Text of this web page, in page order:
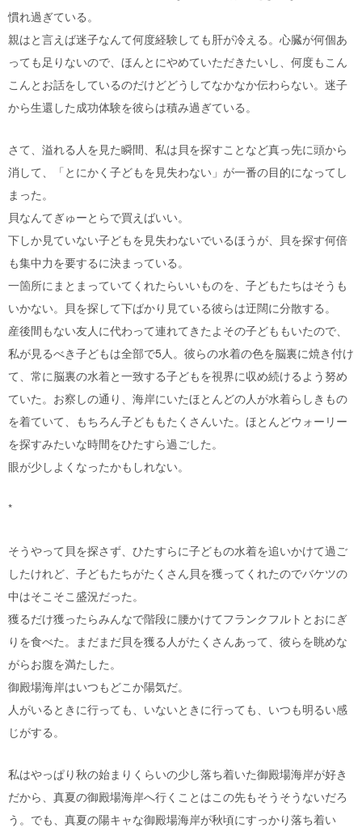
慣れ過ぎている。
親はと言えば迷子なんて何度経験しても肝が冷える。心臓が何個あ
っても足りないので、ほんとにやめていただきたいし、何度もこん
こんとお話をしているのだけどどうしてなかなか伝わらない。迷子
から生還した成功体験を彼らは積み過ぎている。
さて、溢れる人を見た瞬間、私は貝を探すことなど真っ先に頭から
消して、「とにかく子どもを見失わない」が一番の目的になってし
まった。
貝なんてぎゅーとらで買えばいい。
下しか見ていない子どもを見失わないでいるほうが、貝を探す何倍
も集中力を要するに決まっている。
一箇所にまとまっていてくれたらいいものを、子どもたちはそうも
いかない。貝を探して下ばかり見ている彼らは迂闊に分散する。
産後間もない友人に代わって連れてきたよその子どももいたので、
私が見るべき子どもは全部で5人。彼らの水着の色を脳裏に焼き付け
て、常に脳裏の水着と一致する子どもを視界に収め続けるよう努め
ていた。お察しの通り、海岸にいたほとんどの人が水着らしきもの
を着ていて、もちろん子どももたくさんいた。ほとんどウォーリー
を探すみたいな時間をひたすら過ごした。
眼が少しよくなったかもしれない。
*
そうやって貝を探さず、ひたすらに子どもの水着を追いかけて過ご
したけれど、子どもたちがたくさん貝を獲ってくれたのでバケツの
中はそこそこ盛況だった。
獲るだけ獲ったらみんなで階段に腰かけてフランクフルトとおにぎ
りを食べた。まだまだ貝を獲る人がたくさんあって、彼らを眺めな
がらお腹を満たした。
御殿場海岸はいつもどこか陽気だ。
人がいるときに行っても、いないときに行っても、いつも明るい感
じがする。
私はやっぱり秋の始まりくらいの少し落ち着いた御殿場海岸が好き
だから、真夏の御殿場海岸へ行くことはこの先もそうそうないだろ
う。でも、真夏の陽キャな御殿場海岸が秋頃にすっかり落ち着い